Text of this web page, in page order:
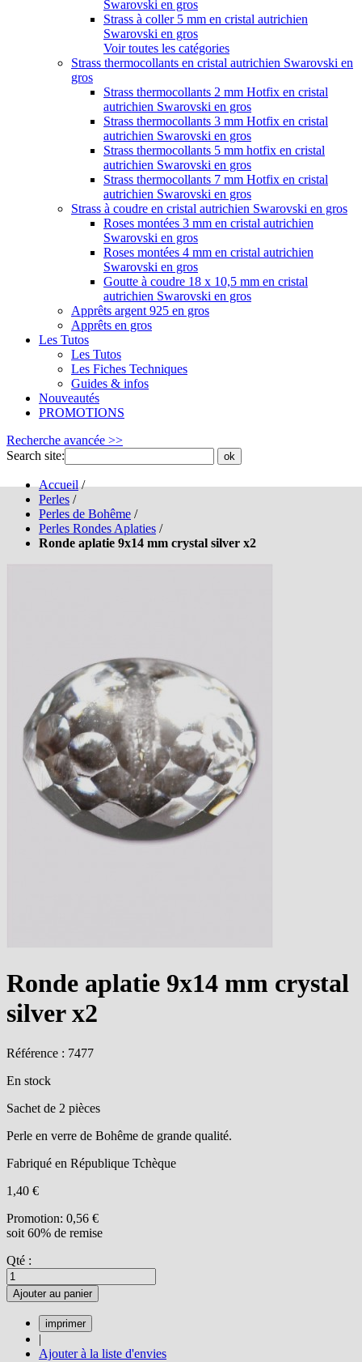
Swarovski en gros
Strass à coller 5 mm en cristal autrichien
Swarovski en gros
Voir toutes les catégories
Strass thermocollants en cristal autrichien Swarovski en
gros
Strass thermocollants 2 mm Hotfix en cristal
autrichien Swarovski en gros
Strass thermocollants 3 mm Hotfix en cristal
autrichien Swarovski en gros
Strass thermocollants 5 mm hotfix en cristal
autrichien Swarovski en gros
Strass thermocollants 7 mm Hotfix en cristal
autrichien Swarovski en gros
Strass à coudre en cristal autrichien Swarovski en gros
Roses montées 3 mm en cristal autrichien
Swarovski en gros
Roses montées 4 mm en cristal autrichien
Swarovski en gros
Goutte à coudre 18 x 10,5 mm en cristal
autrichien Swarovski en gros
Apprêts argent 925 en gros
Apprêts en gros
Les Tutos
Les Tutos
Les Fiches Techniques
Guides & infos
Nouveautés
PROMOTIONS
Recherche avancée >>
Search site:
ok
Accueil /
Perles /
Perles de Bohême /
Perles Rondes Aplaties /
Ronde aplatie 9x14 mm crystal silver x2
Ronde aplatie 9x14 mm crystal
silver x2
Référence : 7477
En stock
Sachet de 2 pièces
Perle en verre de Bohême de grande qualité.
Fabriqué en République Tchèque
1,40 €
Promotion: 0,56 €
soit 60% de remise
Qté :
Ajouter au panier
|
Ajouter à la liste d'envies